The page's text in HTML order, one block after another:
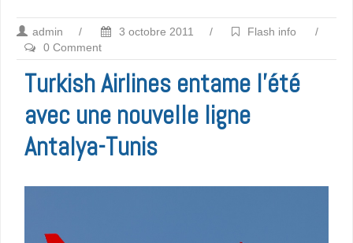
admin / 3 octobre 2011 / Flash info
/
0 Comment
Turkish Airlines entame l’été
avec une nouvelle ligne
Antalya-Tunis